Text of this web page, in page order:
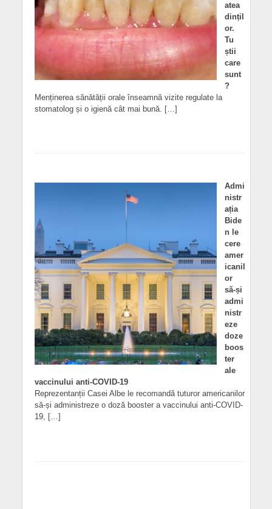
atea
dințil
or.
Tu
știi
care
sunt
?
Menținerea sănătății orale înseamnă vizite regulate la
stomatolog și o igienă cât mai bună. […]
Admi
nistr
ația
Bide
n le
cere
amer
icanil
or
să-și
admi
nistr
eze
doze
boos
ter
ale
vaccinului anti-COVID-19
Reprezentanții Casei Albe le recomandă tuturor americanilor
să-și administreze o doză booster a vaccinului anti-COVID-
19, […]